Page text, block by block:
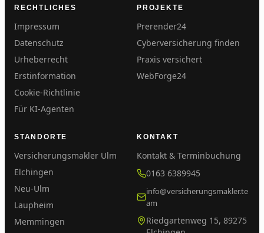
RECHTLICHES
Impressum
Datenschutz
Urheberrecht
Erstinformation
Cookie-Richtlinie
Für KI-Agenten
PROJEKTE
Prerender24
Cyberversicherung finden
Praxis versichert
WebForge24
STANDORTE
Versicherungsmakler Ulm
Elchingen
Neu-Ulm
Laupheim
Memmingen
KONTAKT
Kontakt & Terminbuchung
0163 6389945
info@versicherungsmakler.te
am
Riedgartenweg 15, 89275